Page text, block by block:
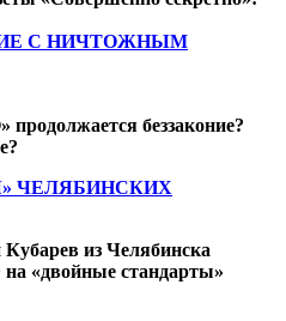
С НИЧТОЖНЫМ
беззаконие?
ЧЕЛЯБИНСКИХ
из Челябинска
«двойные стандарты»